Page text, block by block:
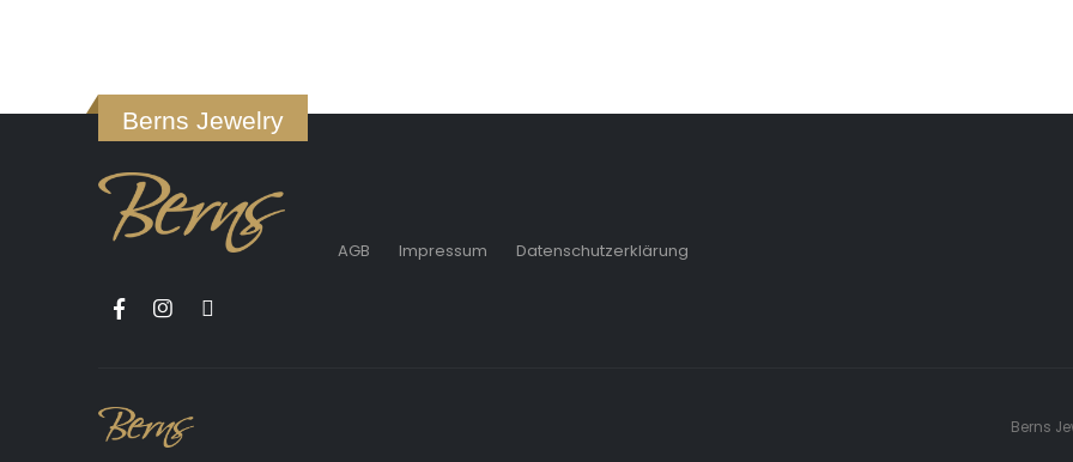
Berns Jewelry
AGB Impressum Datenschutzerklärung
Berns